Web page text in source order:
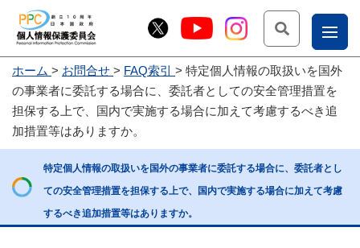
お
せ
こー
じょ
ホーム お問合せ FAQ索引
特定個人情報の取扱いを国外
の事業者に委託する場合に、委託者としての安全管理措置を
担保する上で、国内で実施する場合に加えて考慮するべき追
加措置等はありますか。
特定個人情報の取扱いを国外の事業者に委託する場合に、委託者とし
ての安全管理措置を担保する上で、国内で実施する場合に加えて考慮
するべき追加措置等はありますか。